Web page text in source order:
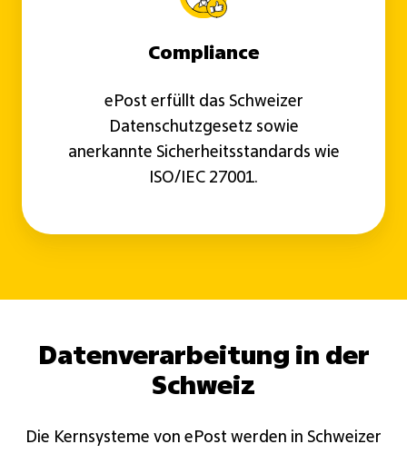
Compliance
ePost erfüllt das Schweizer
Datenschutzgesetz sowie
anerkannte Sicherheitsstandards wie
ISO/IEC 27001.
Datenverarbeitung in der
Schweiz
Die Kernsysteme von ePost werden in Schweizer